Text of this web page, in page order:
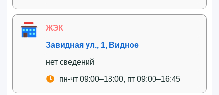
ЖЭК
Завидная ул., 1, Видное
нет сведений
пн-чт 09:00–18:00, пт 09:00–16:45